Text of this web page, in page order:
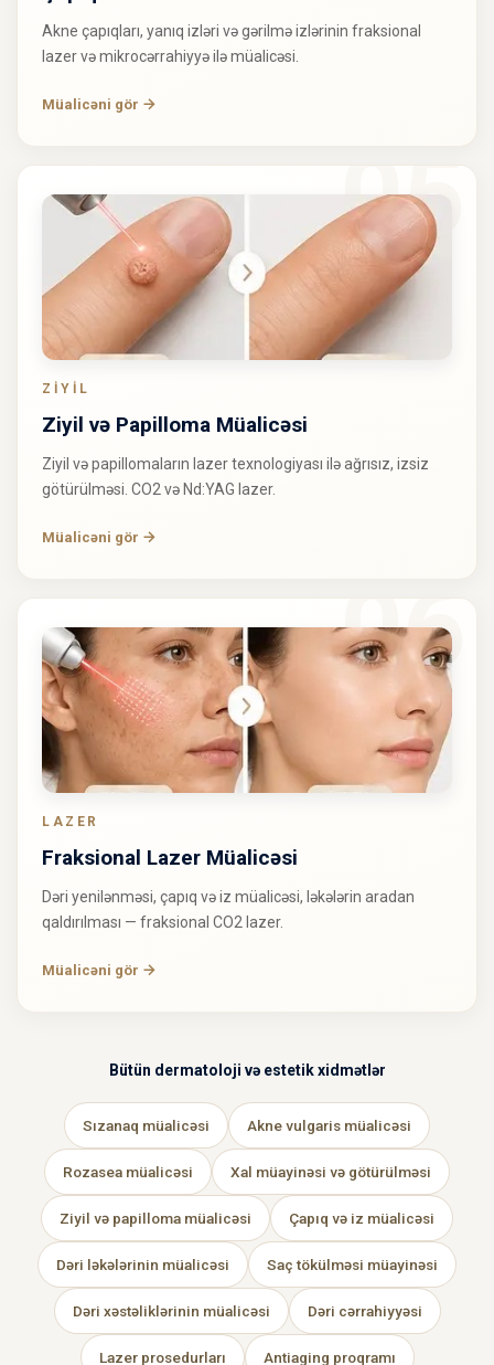
Akne çapıqları, yanıq izləri və gərilmə izlərinin fraksional
lazer və mikrocərrahiyyə ilə müalicəsi.
Müalicəni gör
ZİYİL
Ziyil və Papilloma Müalicəsi
Ziyil və papillomaların lazer texnologiyası ilə ağrısız, izsiz
götürülməsi. CO2 və Nd:YAG lazer.
Müalicəni gör
LAZER
Fraksional Lazer Müalicəsi
Dəri yenilənməsi, çapıq və iz müalicəsi, ləkələrin aradan
qaldırılması — fraksional CO2 lazer.
Müalicəni gör
Bütün dermatoloji və estetik xidmətlər
Sızanaq müalicəsi Akne vulgaris müalicəsi
Rozasea müalicəsi Xal müayinəsi və götürülməsi
Ziyil və papilloma müalicəsi Çapıq və iz müalicəsi
Dəri ləkələrinin müalicəsi Saç tökülməsi müayinəsi
Dəri xəstəliklərinin müalicəsi Dəri cərrahiyyəsi
Lazer prosedurları Antiaging proqramı